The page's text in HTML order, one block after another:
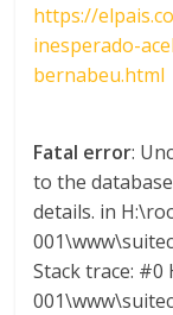
https://
inesperado-
bernabeu.html
Fatal error:
to the
details. in
Stack trace: